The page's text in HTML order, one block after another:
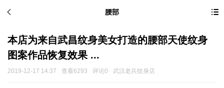
腰部
本店为来自武昌纹身美女打造的腰部天使纹身
图案作品恢复效果 ...
2019-12-17 14:37 查看6293 评论0 武汉老兵纹身店